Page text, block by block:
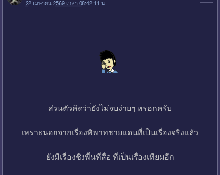
22 เมษายน 2569 เวลา 08:42:11 น.
ส่วนตัวคิดว่า่ยังไม่จบง่ายๆ หรอกครับ
เพราะนอกจากเรื่องพิพาทชายเเดนที่เป็นเรื่องจริงเเล้ว
ยังมีเรื่องชิงพื้นที่สื่อ ที่เป็นเรื่องเทียมอีก